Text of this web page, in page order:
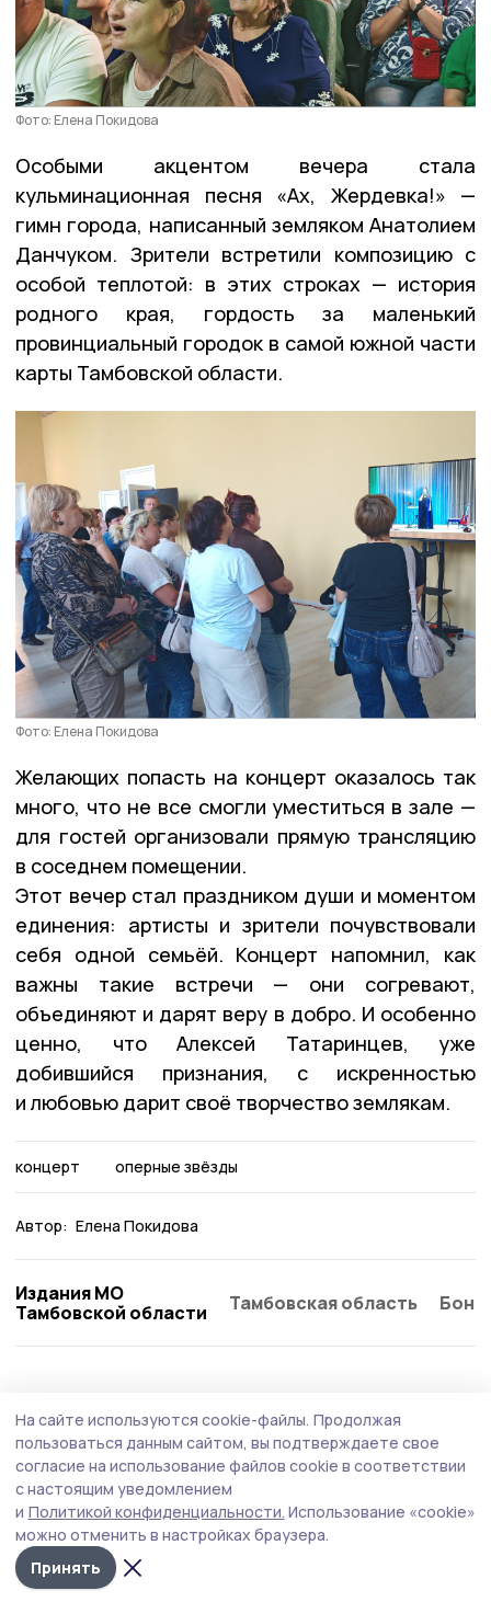
Фото: Елена Покидова
Особыми акцентом вечера стала
кульминационная песня «Ах, Жердевка!» —
гимн города, написанный земляком Анатолием
Данчуком. Зрители встретили композицию с
особой теплотой: в этих строках — история
родного края, гордость за маленький
провинциальный городок в самой южной части
карты Тамбовской области.
Фото: Елена Покидова
Желающих попасть на концерт оказалось так
много, что не все смогли уместиться в зале —
для гостей организовали прямую трансляцию
в соседнем помещении.
Этот вечер стал праздником души и моментом
единения: артисты и зрители почувствовали
себя одной семьёй. Концерт напомнил, как
важны такие встречи — они согревают,
объединяют и дарят веру в добро. И особенно
ценно, что Алексей Татаринцев, уже
добившийся признания, с искренностью
и любовью дарит своё творчество землякам.
концерт оперные звёзды
Автор: Елена Покидова
Издания МО
Тамбовской области
Тамбовская область
На сайте используются cookie-файлы. Продолжая
пользоваться данным сайтом, вы подтверждаете свое
согласие на использование файлов cookie в соответствии
с настоящим уведомлением
и Политикой конфиденциальности. Использование «cookie»
можно отменить в настройках браузера.
Принять